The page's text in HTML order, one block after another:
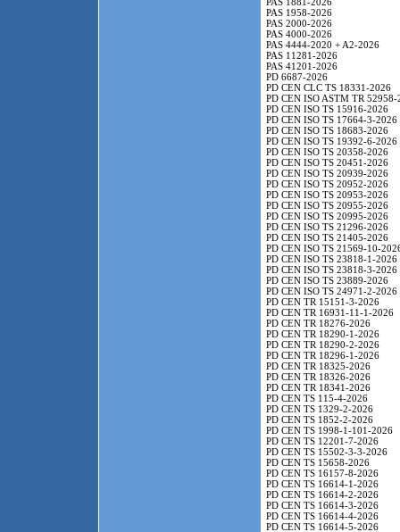
PAS 1958-2026
PAS 2000-2026
PAS 4000-2026
PAS 4444-2020 + A2-2026
PAS 11281-2026
PAS 41201-2026
PD 6687-2026
PD CEN CLC TS 18331-2026
PD CEN ISO ASTM TR 52958-
PD CEN ISO TS 15916-2026
PD CEN ISO TS 17664-3-2026
PD CEN ISO TS 18683-2026
PD CEN ISO TS 19392-6-2026
PD CEN ISO TS 20358-2026
PD CEN ISO TS 20451-2026
PD CEN ISO TS 20939-2026
PD CEN ISO TS 20952-2026
PD CEN ISO TS 20953-2026
PD CEN ISO TS 20955-2026
PD CEN ISO TS 20995-2026
PD CEN ISO TS 21296-2026
PD CEN ISO TS 21405-2026
PD CEN ISO TS 21569-10-
PD CEN ISO TS 23818-1-2026
PD CEN ISO TS 23818-3-2026
PD CEN ISO TS 23889-2026
PD CEN ISO TS 24971-2-2026
PD CEN TR 15151-3-2026
PD CEN TR 16931-11-1-2026
PD CEN TR 18276-2026
PD CEN TR 18290-1-2026
PD CEN TR 18290-2-2026
PD CEN TR 18296-1-2026
PD CEN TR 18325-2026
PD CEN TR 18326-2026
PD CEN TR 18341-2026
PD CEN TS 115-4-2026
PD CEN TS 1329-2-2026
PD CEN TS 1852-2-2026
PD CEN TS 1998-1-101-2026
PD CEN TS 12201-7-2026
PD CEN TS 15502-3-3-2026
PD CEN TS 15658-2026
PD CEN TS 16157-8-2026
PD CEN TS 16614-1-2026
PD CEN TS 16614-2-2026
PD CEN TS 16614-3-2026
PD CEN TS 16614-4-2026
PD CEN TS 16614-5-2026